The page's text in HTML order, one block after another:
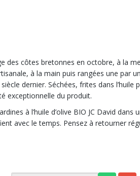
des côtes bretonnes en octobre, à la
à la main puis rangées une par
dernier. Séchées, frites dans l’huile
exceptionnelle du produit.
à l’huile d’olive BIO JC David dans
avec le temps. Pensez à retourner